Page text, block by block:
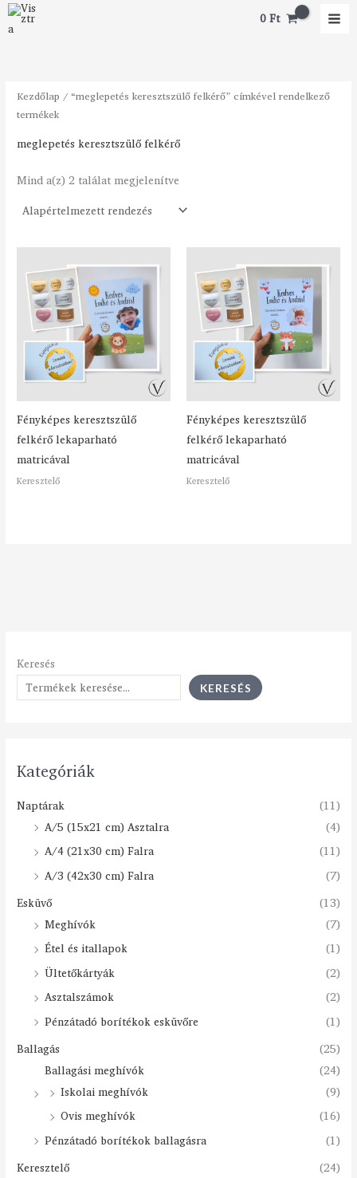
Skip
to
0Ft
Keresés
KERESÉS
Kategóriák
Naptárak
(11)
A/5 (15x21 cm) Asztalra
(4)
A/4 (21x30 cm) Falra
(11)
A/3 (42x30 cm) Falra
(7)
Esküvő
(13)
Meghívók
(7)
Étel és itallapok
(1)
Ültetőkártyák
(2)
Asztalszámok
(2)
Pénzátadó borítékok esküvőre
(1)
Ballagás
(25)
Ballagási meghívók
(24)
Iskolai meghívók
(9)
Ovis meghívók
(16)
Pénzátadó borítékok ballagásra
(1)
Keresztelő
(24)
Kezdőlap / “meglepetés keresztszülő felkérő” címkével rendelkező
termékek
meglepetés keresztszülő felkérő
Mind a(z) 2 találat megjelenítve
Fényképes keresztszülő
felkérő lekaparható
matricával
Keresztelő
Fényképes keresztszülő
felkérő lekaparható
matricával
Keresztelő